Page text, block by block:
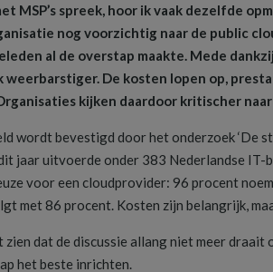
MSP’s spreek, hoor ik vaak dezelfde
nog voorzichtig naar de public
al de overstap maakte. Mede
weerbarstiger. De kosten lopen op,
kijken daardoor kritischer
wordt bevestigd door het onderzoek ‘De
jaar uitvoerde onder 383 Nederlandse
voor een cloudprovider: 96 procent
met 86 procent. Kosten zijn belangrijk,
zien dat de discussie allang niet meer draait
het beste inrichten.